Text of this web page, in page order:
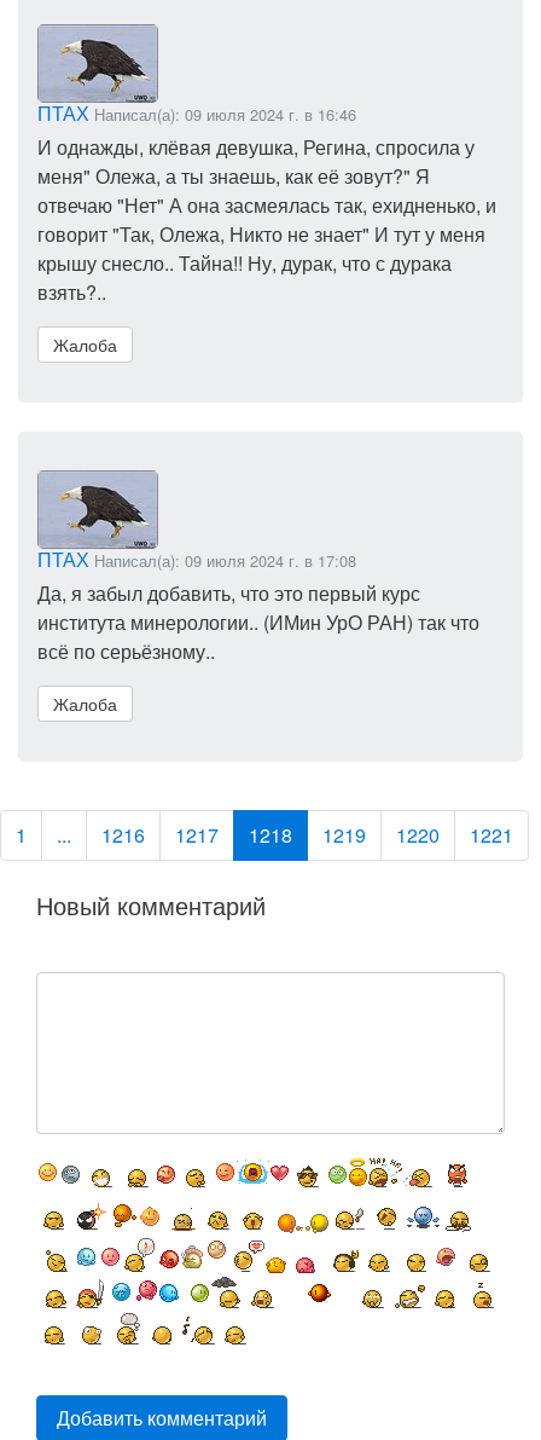
ПТАХ Написал(а): 09 июля 2024 г. в 16:46
И однажды, клёвая девушка, Регина, спросила у
меня" Олежа, а ты знаешь, как её зовут?" Я
отвечаю "Нет" А она засмеялась так, ехидненько, и
говорит "Так, Олежа, Никто не знает" И тут у меня
крышу снесло.. Тайна!! Ну, дурак, что с дурака
взять?..
Жалоба
ПТАХ Написал(а): 09 июля 2024 г. в 17:08
Да, я забыл добавить, что это первый курс
института минерологии.. (ИМин УрО РАН) так что
всё по серьёзному..
Жалоба
1 ... 1216 1217 1218 1219 1220 1221
Новый комментарий
Добавить комментарий